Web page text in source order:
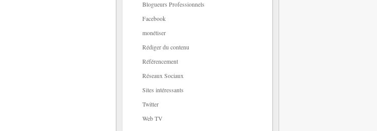
Blogueurs Professionnels
Facebook
monétiser
Rédiger du contenu
Référencement
Réseaux Sociaux
Sites intéressants
Twitter
Web TV